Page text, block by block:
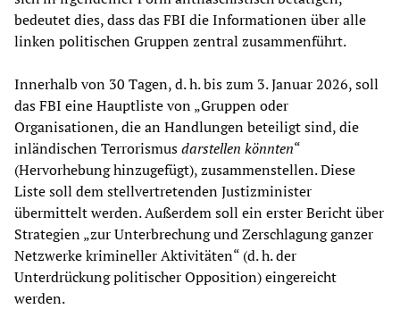
bedeutet dies, dass das FBI die Informationen über alle
linken politischen Gruppen zentral zusammenführt.
Innerhalb von 30 Tagen, d. h. bis zum 3. Januar 2026, soll
das FBI eine Hauptliste von „Gruppen oder
Organisationen, die an Handlungen beteiligt sind, die
inländischen Terrorismusdarstellen könnten“
(Hervorhebung hinzugefügt), zusammenstellen. Diese
Liste soll dem stellvertretenden Justizminister
übermittelt werden. Außerdem soll ein erster Bericht über
Strategien „zur Unterbrechung und Zerschlagung ganzer
Netzwerke krimineller Aktivitäten“ (d. h. der
Unterdrückung politischer Opposition) eingereicht
werden.